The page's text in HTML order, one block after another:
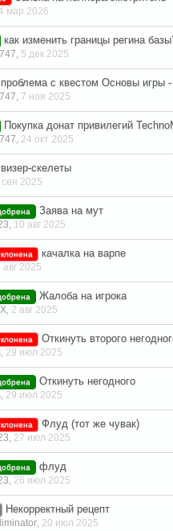
мар 2026
как изменить границы регина
5 дек 2025
проблема с квестом Основы игры
7 ноя 2025
Покупка донат привилегий
24 окт 2025
визер-скелеты
2025
Заява на мут
10 авг 2025
качалка на варпе
авг 2025
Жалоба на игрока
2 авг 2025
Откинуть второго
29 июл 2025
Откинуть негодного
29 июл 2025
Флуд (тот же чувак)
27 июл 2025
флуд
26 июл 2025
Некорректный рецепт
20 июл 2025